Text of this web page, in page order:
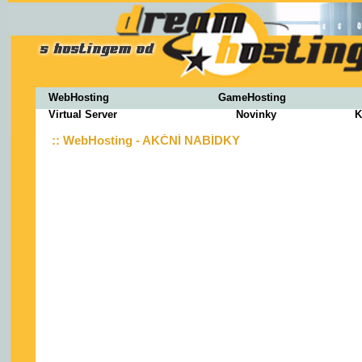
:: WebHosting - AKČNÍ NABÍDKY
WebHosting
GameHosting
Virtual Server
Novinky